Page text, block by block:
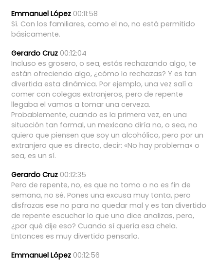
Emmanuel López 00:11:58
Sí. Con los familiares, como el no, no está permitido
básicamente.
Gerardo Cruz 00:12:04
Incluso es grosero, o sea, estás rechazando algo, te
están ofreciendo algo, ¿cómo lo rechazas? Y es tan
divertida esta dinámica. Por ejemplo, una vez salí a
comer con colegas extranjeros, pero de repente
llegaba el vamos a tomar una cerveza.
Probablemente, cuando es la primera vez, en una
situación tan formal, un mexicano diría no, o sea, no
quiero que piensen que soy un alcohólico, pero por un
extranjero que es directo, decir: «No hay problema» o
sea, es un sí.
Gerardo Cruz 00:12:35
Pero de repente, no, es que no tomo o no es fin de
semana, no sé. Pones una excusa muy tonta, pero
disfrazas ese no para no quedar mal y es tan divertido
de repente escuchar lo que uno dice analizas, pero,
¿por qué dije eso? Cuando sí quería esa chela.
Entonces es muy divertido pensarlo.
Emmanuel López 00:12:56